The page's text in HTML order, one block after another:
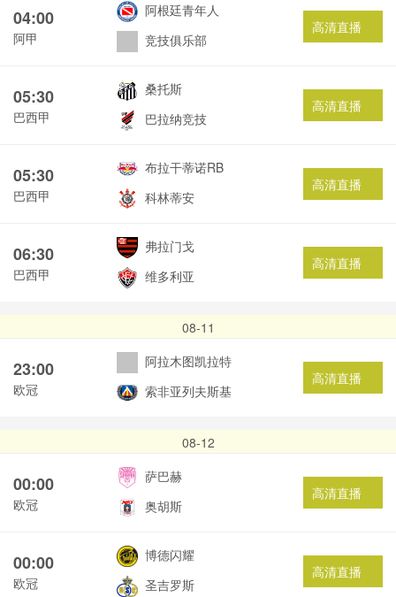
04:00
阿甲
阿根廷青年人
竞技俱乐部
高清直播
05:30
巴西甲
桑托斯
巴拉纳竞技
高清直播
05:30
巴西甲
布拉干蒂诺RB
科林蒂安
高清直播
06:30
巴西甲
弗拉门戈
维多利亚
高清直播
08-11
23:00
欧冠
阿拉木图凯拉特
索非亚列夫斯基
高清直播
08-12
00:00
欧冠
萨巴赫
奥胡斯
高清直播
00:00
欧冠
博德闪耀
圣吉罗斯
高清直播